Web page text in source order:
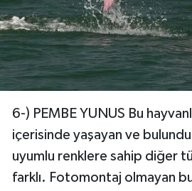
6-) PEMBE YUNUS Bu
içerisinde yaşayan ve
uyumlu renklere sahip diğer
farklı. Fotomontaj olmayan